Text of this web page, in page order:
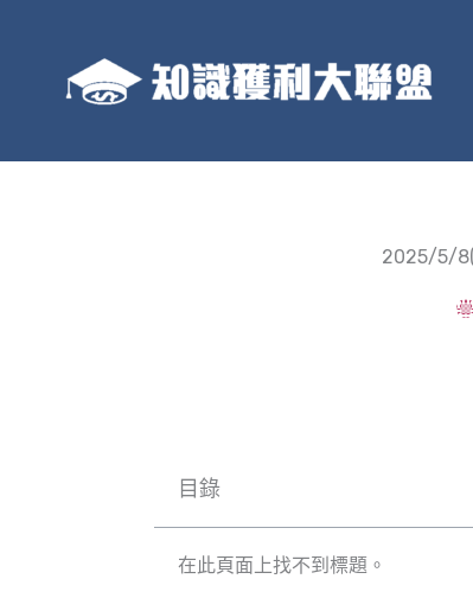
2025/5/8(
目錄
在此頁面上找不到標題。